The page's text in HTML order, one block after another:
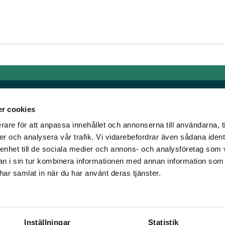
cookies
för att anpassa innehållet och annonserna till användarna,
och analysera vår trafik. Vi vidarebefordrar även sådana
till de sociala medier och annons- och analysföretag som
i sin tur kombinera informationen med annan information
samlat in när du har använt deras tjänster.
Inställningar Statistik
horse racing!
was founded, we
Links
General auction terms and
conditions